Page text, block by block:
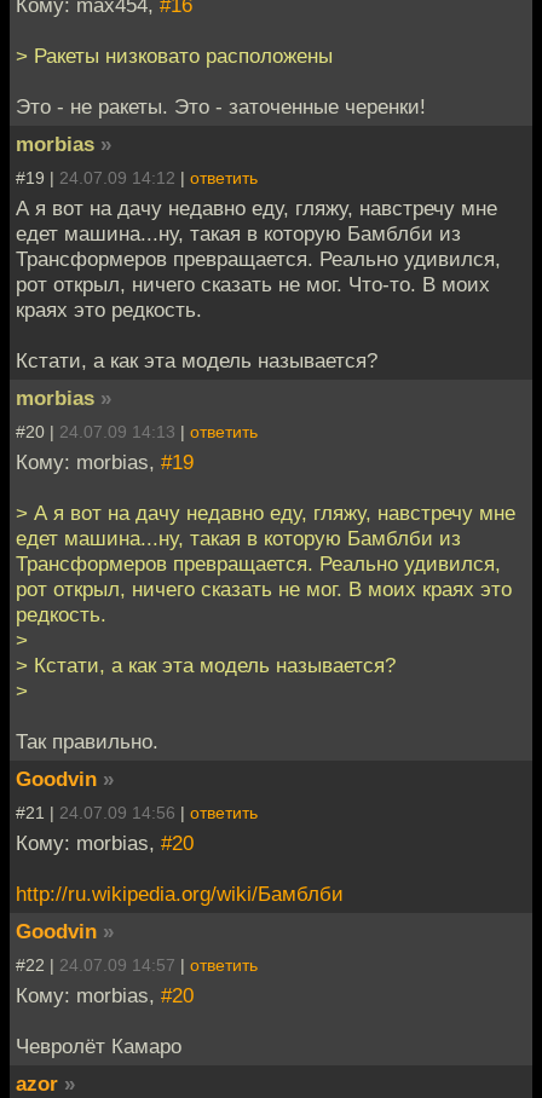
> Ракеты низковато расположены
Это - не ракеты. Это - заточенные черенки!
morbias »
#19 | 24.07.09 14:12 | ответить
А я вот на дачу недавно еду, гляжу, навстречу мне
едет машина...ну, такая в которую Бамблби из
Трансформеров превращается. Реально удивился,
рот открыл, ничего сказать не мог. Что-то. В моих
краях это редкость.
Кстати, а как эта модель называется?
morbias »
#20 | 24.07.09 14:13 | ответить
Кому: morbias, #19
> А я вот на дачу недавно еду, гляжу, навстречу мне
едет машина...ну, такая в которую Бамблби из
Трансформеров превращается. Реально удивился,
рот открыл, ничего сказать не мог. В моих краях это
редкость.
>
> Кстати, а как эта модель называется?
>
Так правильно.
Goodvin »
#21 | 24.07.09 14:56 | ответить
Кому: morbias, #20
http://ru.wikipedia.org/wiki/Бамблби
Goodvin »
#22 | 24.07.09 14:57 | ответить
Кому: morbias, #20
Чевролёт Камаро
azor »